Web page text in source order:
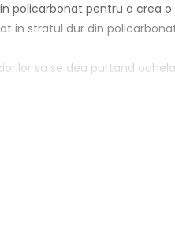
policarbonat pentru a crea
in stratul dur din
sa se dea purtand
continuu cu ajutorul